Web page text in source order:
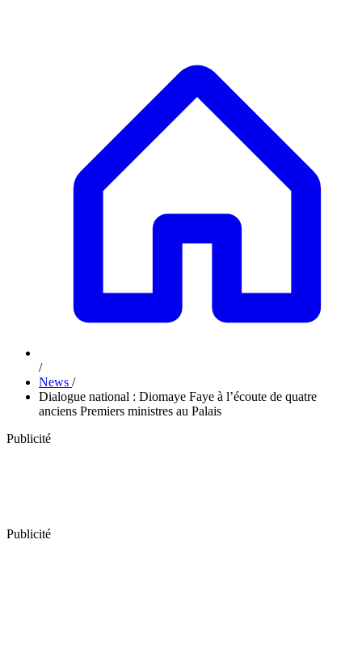
/
News /
Dialogue national : Diomaye Faye à l’écoute de quatre
anciens Premiers ministres au Palais
Publicité
Publicité